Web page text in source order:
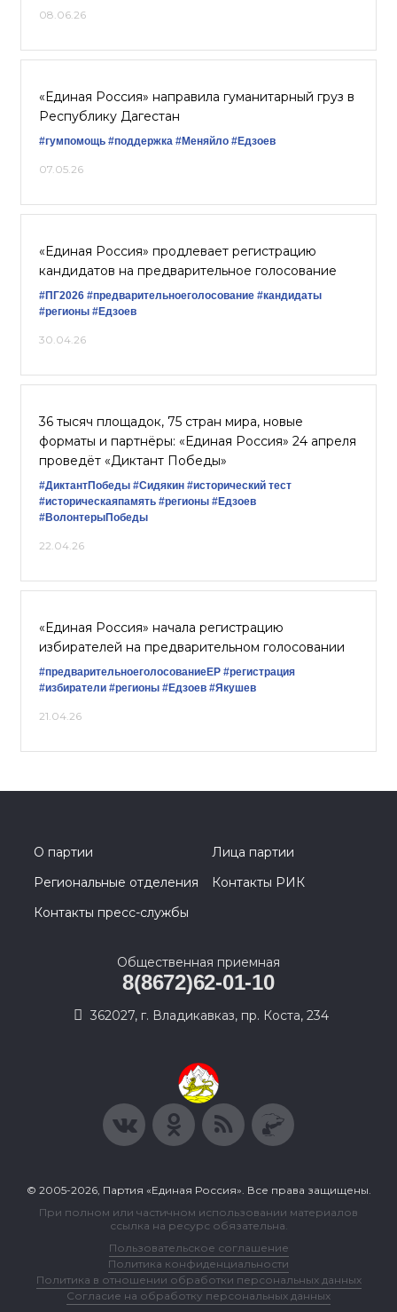
08.06.26
«Единая Россия» направила гуманитарный груз в
Республику Дагестан
#гумпомощь #поддержка #Меняйло #Едзоев
07.05.26
«Единая Россия» продлевает регистрацию
кандидатов на предварительное голосование
#ПГ2026 #предварительноеголосование #кандидаты
#регионы #Едзоев
30.04.26
36 тысяч площадок, 75 стран мира, новые
форматы и партнёры: «Единая Россия» 24 апреля
проведёт «Диктант Победы»
#ДиктантПобеды #Сидякин #исторический тест
#историческаяпамять #регионы #Едзоев
#ВолонтерыПобеды
22.04.26
«Единая Россия» начала регистрацию
избирателей на предварительном голосовании
#предварительноеголосованиеЕР #регистрация
#избиратели #регионы #Едзоев #Якушев
21.04.26
О партии
Лица партии
Региональные отделения
Контакты РИК
Контакты пресс-службы
Общественная приемная
8(8672)62-01-10
362027, г. Владикавказ, пр. Коста, 234
© 2005-2026, Партия «Единая Россия». Все права защищены.
При полном или частичном использовании материалов
ссылка на ресурс обязательна.
Пользовательское соглашение
Политика конфиденциальности
Политика в отношении обработки персональных данных
Согласие на обработку персональных данных